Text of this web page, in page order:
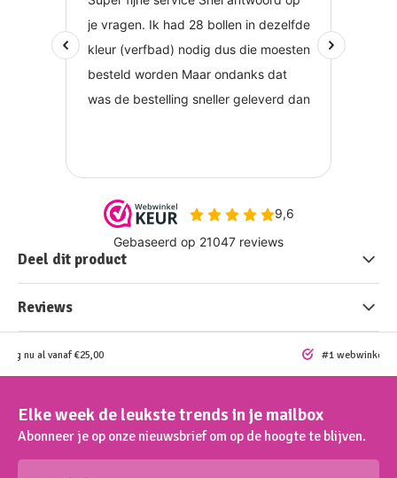
Deel dit product
Reviews
nu al vanaf €25,00 #1 webwinkel
Elke week de leukste trends in je mailbox
Abonneer je op onze nieuwsbrief om op de hoogte te blijven.